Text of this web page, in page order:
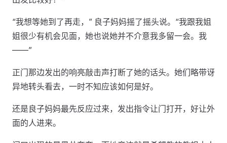
“我想等她到了再走，” 良子妈妈摇了摇头说。“我跟我姐
姐很少有机会见面，她也说她并不介意我多留一会。我
——”
正门那边发出的响亮敲击声打断了她的话头。她们略带讶
异地转头看去，一时不知应该如何是好。
还是良子妈妈最先反应过来，发出指令让门打开，好让外
面的人进来。